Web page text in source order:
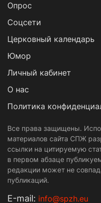
Опрос
Cоцсети
Церковный календарь
Юмор
Личный кабинет
О нас
Политика
Все права защищены.
материалов сайта СПЖ
ссылки на цитируемую
в первом абзаце
редакции может не
публикаций.
Е-mail: info@spzh.eu